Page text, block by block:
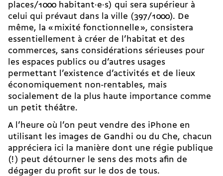
places/1000 habitant·e·s) qui sera supérieur à
celui qui prévaut dans la ville (397/1000). De
même, la « mixité fonctionnelle », consistera
essentiellement à créer de l’habitat et des
commerces, sans considérations sérieuses pour
les espaces publics ou d’autres usages
permettant l’existence d’activités et de lieux
économiquement non-rentables, mais
socialement de la plus haute importance comme
un petit théâtre.
A l’heure où l’on peut vendre des iPhone en
utilisant les images de Gandhi ou du Che, chacun
appréciera ici la manière dont une régie publique
(! ) peut détourner le sens des mots afin de
dégager du profit sur le dos de tous.